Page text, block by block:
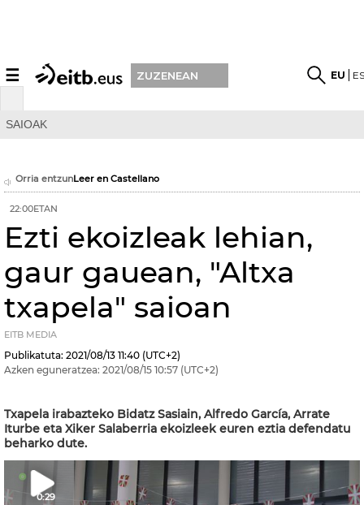
☰ ZUZENEAN EU
SAIOAK
Orria entzunLeer en Castellano
22:00ETAN
Ezti ekoizleak lehian,
gaur gauean, "Altxa
txapela" saioan
EITB MEDIA
Publikatuta: 2021/08/13 11:40 (UTC+2)
Azken eguneratzea: 2021/08/15 10:57 (UTC+2)
Txapela irabazteko Bidatz Sasiain, Alfredo García, Arrate
Iturbe eta Xiker Salaberria ekoizleek euren eztia defendatu
beharko dute.
0:29